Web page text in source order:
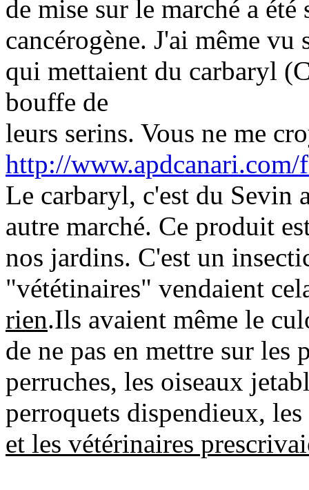
de mise sur le marché a
cancérogène. J'ai même vu
qui mettaient du carbaryl
bouffe de
leurs serins. Vous ne me
http://
Le carbaryl, c'est du Sevin
autre marché. Ce produit
nos jardins. C'est un
"vététinaires" vendaient
rien.Ils avaient même le
de ne pas en mettre sur les
perruches, les oiseaux
perroquets dispendieux,
et les vétérinaires